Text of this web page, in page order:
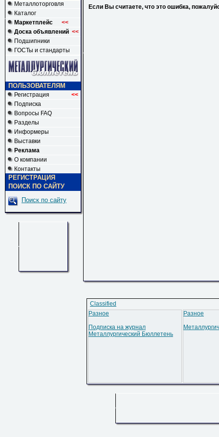
Металлоторговля
Каталог
Маркетплейс
<<
Доска объявлений <<
Подшипники
ГОСТы и стандарты
ПОЛЬЗОВАТЕЛЯМ
Регистрация <<
Подписка
Вопросы FAQ
Разделы
Информеры
Выставки
Реклама
О компании
Контакты
РЕГИСТРАЦИЯ
ПОИСК ПО САЙТУ
Поиск по сайту
Если Вы считаете, что это ошибка,
Classified
Разное
Подписка на журнал
Металлургический Бюллетень
Разное